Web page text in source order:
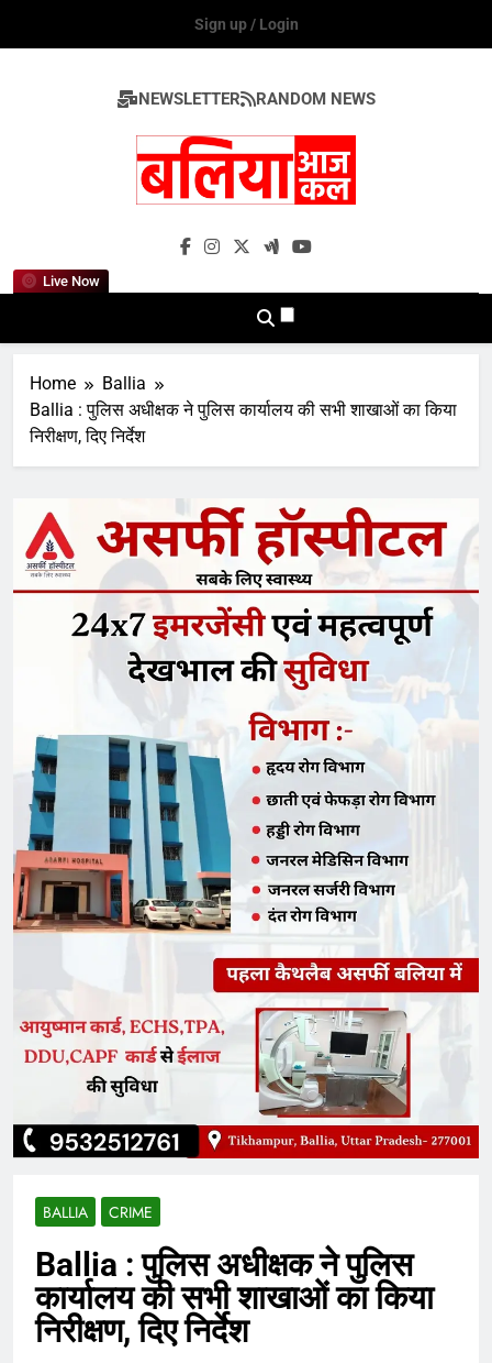
Sign up / Login
NEWSLETTER RANDOM NEWS
Live Now
Ballia Aaj Kal
Home
Ballia
Ballia : पुलिस अधीक्षक ने पुलिस कार्यालय की सभी शाखाओं का किया
निरीक्षण, दिए निर्देश
BALLIA CRIME
Ballia : पुलिस अधीक्षक ने पुलिस
कार्यालय की सभी शाखाओं का किया
निरीक्षण, दिए निर्देश